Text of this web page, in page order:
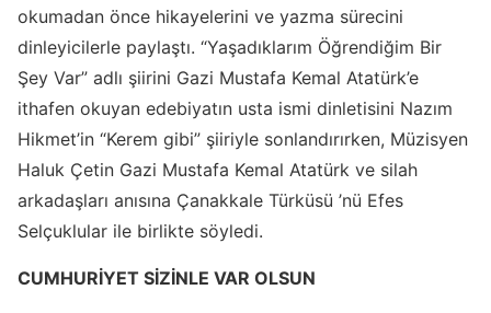
okumadan önce hikayelerini ve yazma sürecini
dinleyicilerle paylaştı. “Yaşadıklarım Öğrendiğim Bir
Şey Var” adlı şiirini Gazi Mustafa Kemal Atatürk’e
ithafen okuyan edebiyatın usta ismi dinletisini Nazım
Hikmet’in “Kerem gibi” şiiriyle sonlandırırken, Müzisyen
Haluk Çetin Gazi Mustafa Kemal Atatürk ve silah
arkadaşları anısına Çanakkale Türküsü ’nü Efes
Selçuklular ile birlikte söyledi.
CUMHURİYET SİZİNLE VAR OLSUN